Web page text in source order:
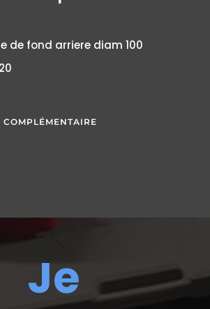
de fond arriere diam 100
Je